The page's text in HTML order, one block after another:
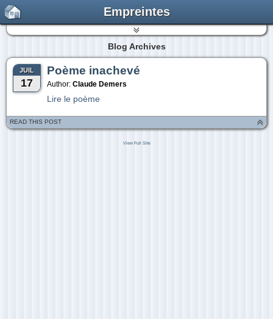
Empreintes
Blog Archives
JUIL
17
Poème inachevé
Author: Claude Demers
Lire le poème
READ THIS POST
View Full Site